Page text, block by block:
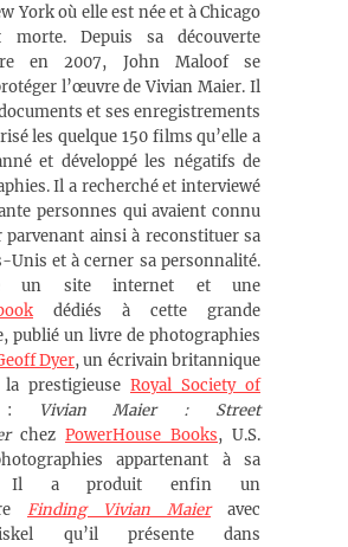
York où elle est née et à Chicago
Depuis sa découverte
en 2007, John Maloof se
l’œuvre de Vivian Maier. Il
et ses enregistrements
les quelque 150 films qu’elle a
et développé les négatifs de
Il a recherché et interviewé
personnes qui avaient connu
parvenant ainsi à reconstituer sa
Unis et à cerner sa personnalité.
un site internet et une
dédiés à cette grande
publié un livre de photographies
Dyer, un écrivain britannique
prestigieuse Royal Society of
Vivian Maier : Street
chez PowerHouse Books, U.S.
appartenant à sa
Il a produit enfin un
Finding Vivian Maieravec
qu’il présente dans